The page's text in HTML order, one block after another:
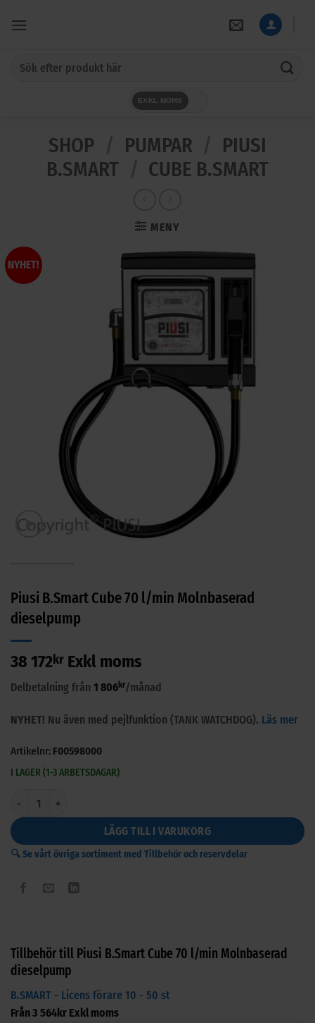
EXKL MOMS
SHOP PUMPAR
PIUSI
B.SMART
CUBE B.SMART
MENY
NYHET!
Piusi B.Smart Cube 70 l/min Molnbaserad
dieselpump
38 172 kr Exkl moms
Delbetalning från 1 806 kr/månad
NYHET! Nu även med pejlfunktion (TANK WATCHDOG). Läs mer
Artikelnr: F00598000
I LAGER (1-3 ARBETSDAGAR)
LÄGG TILL I VARUKORG
🔍 Se vårt övriga sortiment med Tillbehör och reservdelar
Tillbehör till Piusi B.Smart Cube 70 l/min Molnbaserad
dieselpump
B.SMART - Licens förare 10 - 50 st
Från3 564kr Exkl moms